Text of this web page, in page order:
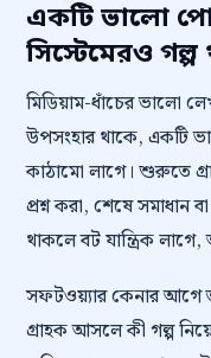
একটি ভালো
সিস্টেমেরও গল্প
মিডিয়াম-ধাঁচের ভালো
উপসংহার থাকে, একটি
কাঠামো লাগে। শুরুতে
প্রশ্ন করা, শেষে সমাধান
থাকলে বট যান্ত্রিক
সফটওয়্যার কেনার আগে
গ্রাহক আসলে কী গল্প